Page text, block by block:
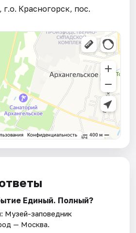
Красногорск, пос.
Единый. Полный?
Музей-заповедник
— Москва.